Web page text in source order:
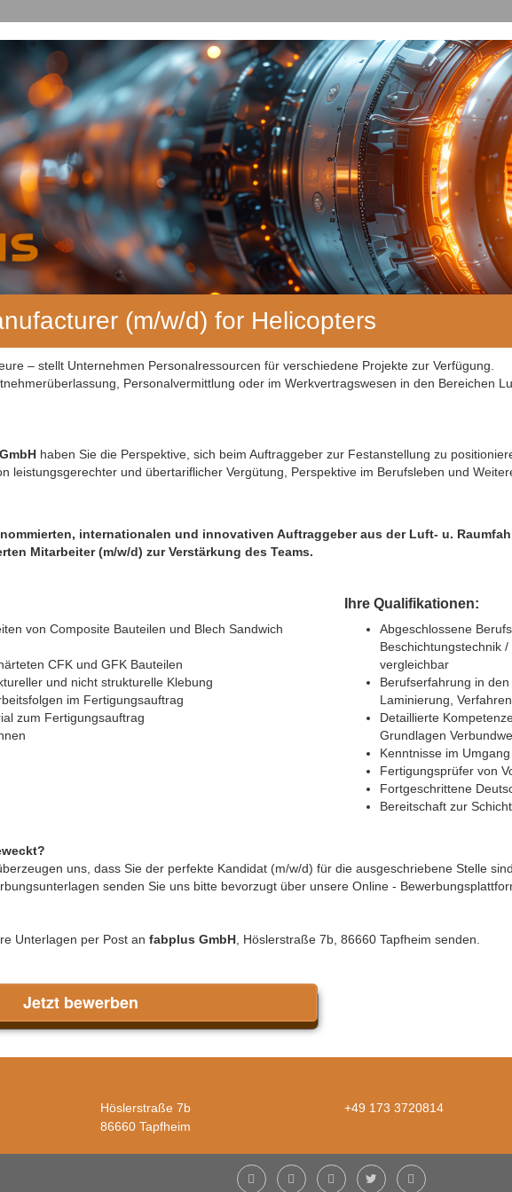
(m/w/d) for Helicopters
– stellt Unternehmen Personalressourcen für verschiedene Projekte zur Verfügung.
Personalvermittlung oder im Werkvertragswesen in den Bereichen
haben Sie die Perspektive, sich beim Auftraggeber zur Festanstellung zu
leistungsgerechter und übertariflicher Vergütung, Perspektive im Berufsleben und
internationalen und innovativen Auftraggeber aus der Luft- u.
Mitarbeiter (m/w/d) zur Verstärkung des Teams.
von Composite Bauteilen und Blech Sandwich
CFK und GFK Bauteilen
und nicht strukturelle Klebung
im Fertigungsauftrag
zum Fertigungsauftrag
Ihre Qualifikationen:
Abgeschlossene
Beschichtungstechnik
vergleichbar
Berufserfahrung in
Laminierung,
Detaillierte
Grundlagen
Kenntnisse im
Fertigungsprüfer von
Fortgeschrittene
Bereitschaft zur
uns, dass Sie der perfekte Kandidat (m/w/d) für die ausgeschriebene Stelle sind.
senden Sie uns bitte bevorzugt über unsere Online -
Unterlagen per Post an fabplus GmbH , Höslerstraße 7b, 86660 Tapfheim senden.
Jetzt bewerben
Höslerstraße 7b
86660 Tapfheim
+49 173 3720814